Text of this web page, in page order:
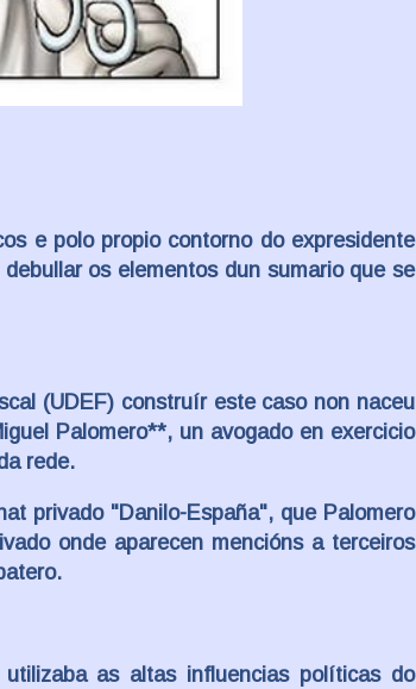
e polo propio contorno do expresidente
os elementos dun sumario que se
(UDEF) construír este caso non naceu
Palomero**, un avogado en exercicio
rede.
privado "Danilo-España", que Palomero
onde aparecen mencións a terceiros
as altas influencias políticas do